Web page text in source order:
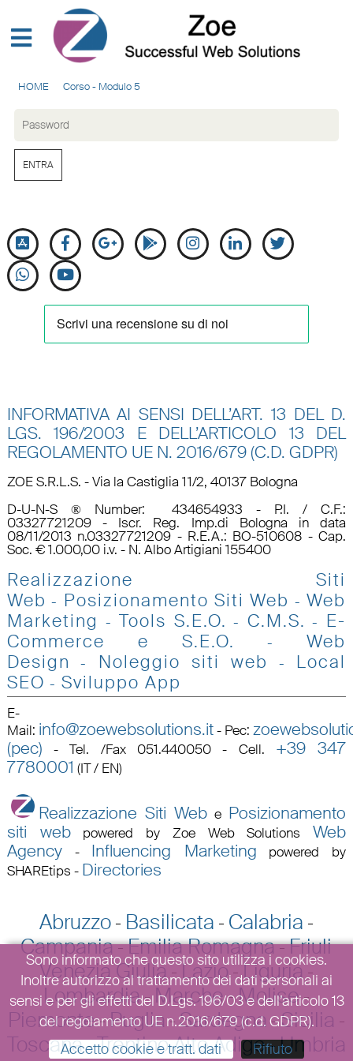
HOME Corso - Modulo 5
ENTRA
INFORMATIVA AI SENSI DELL’ART. 13 DEL D.
LGS. 196/2003 E DELL’ARTICOLO 13 DEL
REGOLAMENTO UE N. 2016/679 (C.D. GDPR)
ZOE S.R.L.S. - Via la Castiglia 11/2, 40137 Bologna
D-U-N-S ® Number: 434654933 - P.I. / C.F.:
03327721209 - Iscr. Reg. Imp.di Bologna in data
08/11/2013 n.03327721209 - R.E.A.: BO-510608 - Cap.
Soc. € 1.000,00 i.v. - N. Albo Artigiani 155400
Realizzazione Siti
Web - Posizionamento Siti Web -Web
Marketing - Tools S.E.O. - C.M.S. - E-
Commerce e S.E.O.
-Web
Design
- Noleggio siti web - Local
SEO - Sviluppo App
E-
Mail: info@zoewebsolutions.it- Pec:
(pec) -Tel. /Fax 051.440050 - Cell. +39 347
7780001 (IT / EN)
Realizzazione Siti Web e Posizionamento
siti webpowered by Zoe Web SolutionsWeb
Agency- Influencing Marketing powered by
SHAREtips - Directories
Abruzzo- Basilicata - Calabria -
Campania-Emilia Romagna-Friuli
Venezia Giulia-Lazio-Liguria-
Lombardia-Marche-Molise-
Piemonte-Puglia-Sardegna-Sicilia -
Toscana-Trentino Alto Adige-Umbria
Sono informato che questo sito utilizza i cookies.
Inoltre autorizzo al trattamento dei dati personali ai
sensi e per gli effetti del D.Lgs. 196/03 e dell’articolo 13
del regolamento UE n.2016/679 (c.d. GDPR).
Accetto cookie e tratt. dati
Rifiuto